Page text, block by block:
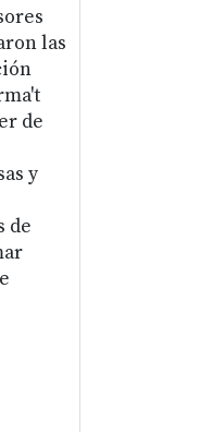
las
de
y
de